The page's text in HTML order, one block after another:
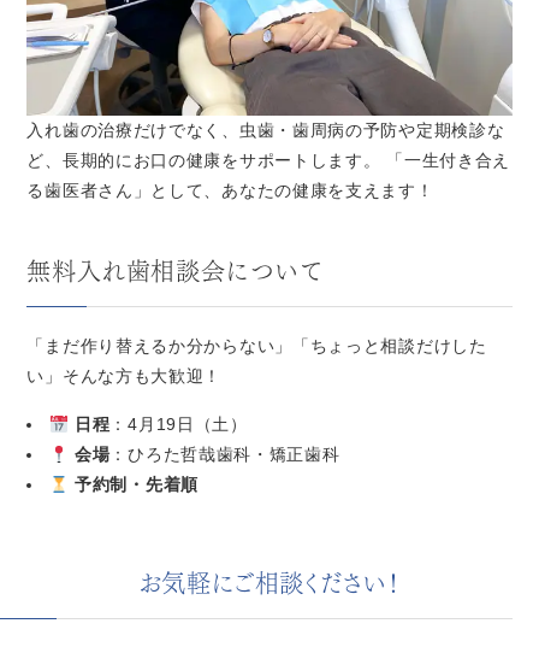
入れ歯の治療だけでなく、虫歯・歯周病の予防や定期検診な
ど、長期的にお口の健康をサポートします。 「一生付き合え
る歯医者さん」として、あなたの健康を支えます！
無料入れ歯相談会について
「まだ作り替えるか分からない」「ちょっと相談だけした
い」そんな方も大歓迎！
日程 ：4月19日（土）
会場：ひろた哲哉歯科・矯正歯科
予約制・先着順
お気軽にご相談ください！